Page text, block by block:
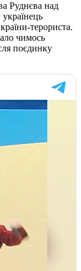
Руднєва над
терориста.
чимось
поєдинку